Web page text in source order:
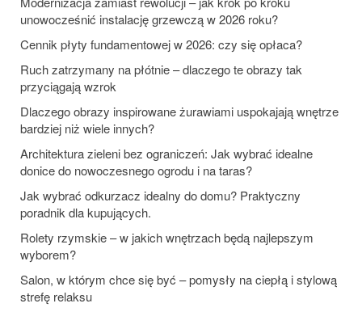
unowocześnić instalację grzewczą w 2026 roku?
Cennik płyty fundamentowej w 2026: czy się opłaca?
Ruch zatrzymany na płótnie – dlaczego te obrazy tak
przyciągają wzrok
Dlaczego obrazy inspirowane żurawiami uspokajają wnętrze
bardziej niż wiele innych?
Architektura zieleni bez ograniczeń: Jak wybrać idealne
donice do nowoczesnego ogrodu i na taras?
Jak wybrać odkurzacz idealny do domu? Praktyczny
poradnik dla kupujących.
Rolety rzymskie – w jakich wnętrzach będą najlepszym
wyborem?
Salon, w którym chce się być – pomysły na ciepłą i stylową
strefę relaksu